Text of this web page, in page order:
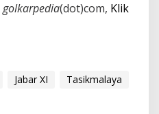
golkarpedia(dot)com, Klik
Jabar XI
Tasikmalaya